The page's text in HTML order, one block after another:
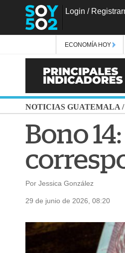
Login /
ECONOMÍA HOY
NOTICIAS GUATEMALA /
Bono
Por Jessica González
29 de junio de 2026, 08:20